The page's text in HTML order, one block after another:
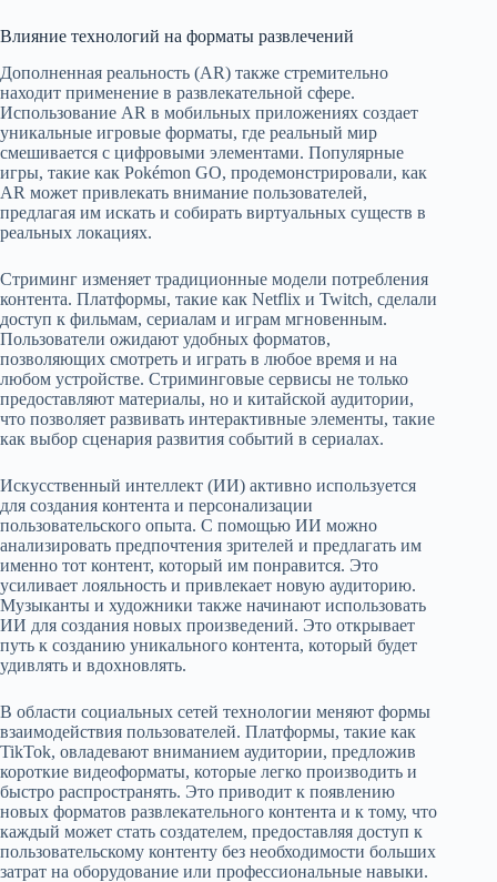
Влияние технологий на форматы развлечений
Дополненная реальность (AR) также стремительно
находит применение в развлекательной сфере.
Использование AR в мобильных приложениях создает
уникальные игровые форматы, где реальный мир
смешивается с цифровыми элементами. Популярные
игры, такие как Pokémon GO, продемонстрировали, как
AR может привлекать внимание пользователей,
предлагая им искать и собирать виртуальных существ в
реальных локациях.
Стриминг изменяет традиционные модели потребления
контента. Платформы, такие как Netflix и Twitch, сделали
доступ к фильмам, сериалам и играм мгновенным.
Пользователи ожидают удобных форматов,
позволяющих смотреть и играть в любое время и на
любом устройстве. Стриминговые сервисы не только
предоставляют материалы, но и китайской аудитории,
что позволяет развивать интерактивные элементы, такие
как выбор сценария развития событий в сериалах.
Искусственный интеллект (ИИ) активно используется
для создания контента и персонализации
пользовательского опыта. С помощью ИИ можно
анализировать предпочтения зрителей и предлагать им
именно тот контент, который им понравится. Это
усиливает лояльность и привлекает новую аудиторию.
Музыканты и художники также начинают использовать
ИИ для создания новых произведений. Это открывает
путь к созданию уникального контента, который будет
удивлять и вдохновлять.
В области социальных сетей технологии меняют формы
взаимодействия пользователей. Платформы, такие как
TikTok, овладевают вниманием аудитории, предложив
короткие видеоформаты, которые легко производить и
быстро распространять. Это приводит к появлению
новых форматов развлекательного контента и к тому, что
каждый может стать создателем, предоставляя доступ к
пользовательскому контенту без необходимости больших
затрат на оборудование или профессиональные навыки.